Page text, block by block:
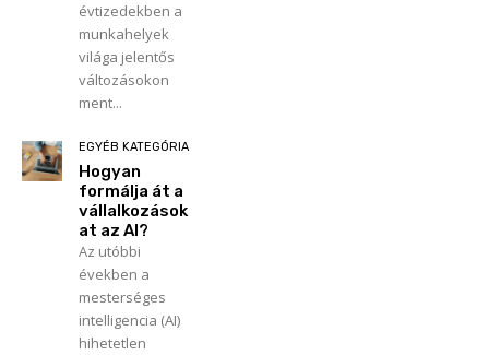
évtizedekben a
munkahelyek
világa jelentős
változásokon
ment...
EGYÉB KATEGÓRIA
Hogyan
formálja át a
vállalkozások
at az AI?
Az utóbbi
években a
mesterséges
intelligencia (AI)
hihetetlen